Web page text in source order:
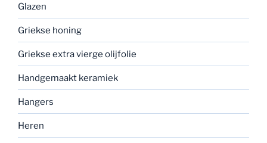
Glazen
Griekse honing
Griekse extra vierge olijfolie
Handgemaakt keramiek
Hangers
Heren